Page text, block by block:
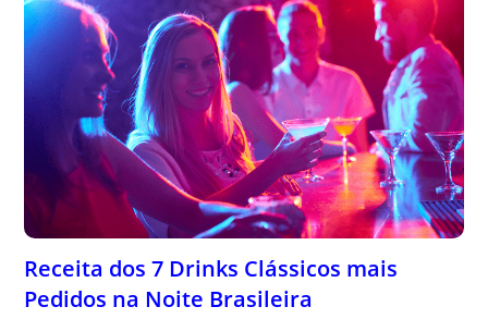
Receita dos 7 Drinks Clássicos mais
Pedidos na Noite Brasileira